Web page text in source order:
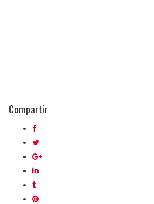
Compartir